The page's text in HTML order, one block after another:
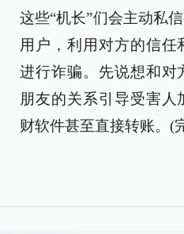
这些“机长”们会主动私
用户，利用对方的信
进行诈骗。先说想和对
朋友的关系引导受害人
财软件甚至直接转账。(